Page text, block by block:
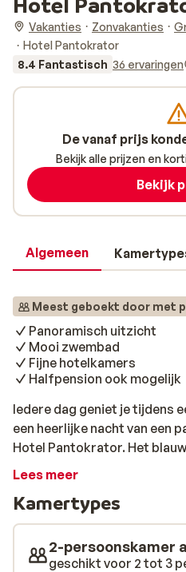
Vakanties Zonvakanties
Hotel Pantokrator
8.4 Fantastisch 36 ervaringen
Algemeen
Meest geboekt door met
Panoramisch uitzicht
Mooi zwembad
Fijne hotelkamers
Halfpension ook mogelijk
Iedere dag geniet je tijdens
een heerlijke nacht van een
Hotel Pantokrator. Het
de bergen eromheen laten je
afkoeling is er een fijn
fantastische uitzicht. Bij de
koffie of drankje bestellen
vrije tijd. Naar het strand
Lees meer
Kamertypes
2-persoonskamer
geschikt voor 2 tot 3
De vanaf prijs
Bekijk alle prijzen en
Bekijk